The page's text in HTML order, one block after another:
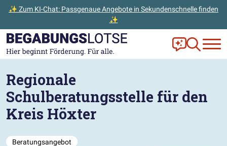
✨ Zum KI-Chat: Passgenaue Angebote in Sekundenschnelle finden
✨
Zum Hauptinhalt der Seite springen
Zur Startseite gehen Frag Ella!
Zur
Regionale
Schulberatungsstelle für den
Kreis Höxter
Beratungsangebot